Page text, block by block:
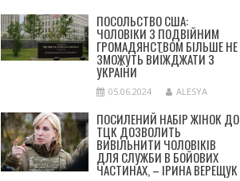
ПОСОЛЬСТВО США:
ЧОЛОВІКИ З ПОДВІЙНИМ
ГРОМАДЯНСТВОМ БІЛЬШЕ НЕ
ЗМОЖУТЬ ВИЇЖДЖАТИ З
УКРАЇНИ
05.06.2024 ALESYA
ПОСИЛЕНИЙ НАБІР ЖІНОК ДО
ТЦК ДОЗВОЛИТЬ
ВИВІЛЬНИТИ ЧОЛОВІКІВ
ДЛЯ СЛУЖБИ В БОЙОВИХ
ЧАСТИНАХ, – ІРИНА ВЕРЕЩУК